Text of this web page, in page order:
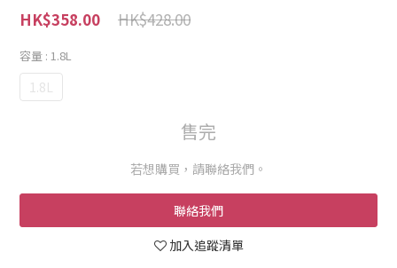
HK$428.00
HK$358.00
容量 : 1.8L
1.8L
售完
若想購買，請聯絡我們。
聯絡我們
加入追蹤清單